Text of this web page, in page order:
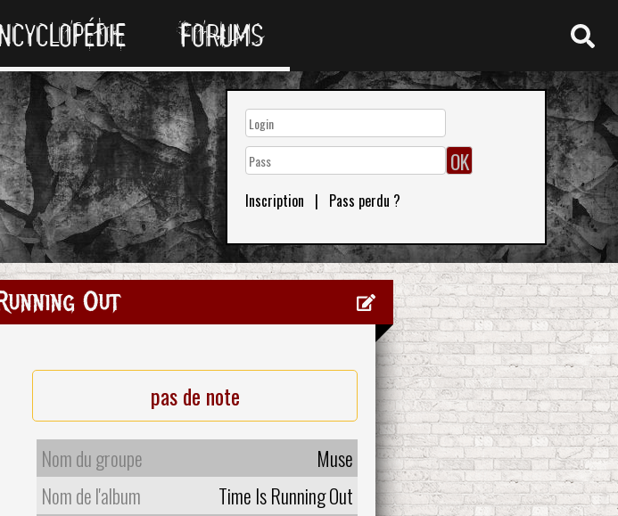
FORUMS
Inscription | Pass perdu ?
Out
pas de note
Nom du groupe
Muse
Nom de l'album
Time Is Running Out